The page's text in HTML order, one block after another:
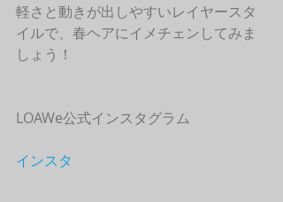
軽さと動きが出しやすいレイヤースタ
イルで、春ヘアにイメチェンしてみま
しょう！
LOAWe公式インスタグラム
インスタ